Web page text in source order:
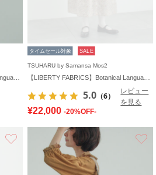
タイムセール対象 SALE
TSUHARU by Samansa Mos2
5.0 （6）
レビュー
を見る
¥22,000 -20%OFF-
お気に入り